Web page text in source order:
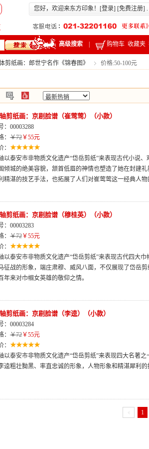
您好，欢迎来东方印象！[登录] [免费注册]
高级搜索 购物车 收藏夹
剪纸画：郎世宁名作《锦春图》
价格:50-100元
剪纸画：京剧脸谱（崔莺莺）（小款）
：00003288
： ￥72￥55元
：
以泰安市非物质文化遗产“岱岳剪纸”来表现古代小说
倾城的绝美容貌，颔首低眉的神情也塑造了她在封建
精湛的技艺手法，也拓展了人们对崔莺莺这一经典人物
剪纸画：京剧脸谱（穆桂英）（小款）
：00003283
： ￥72￥55元
：
以泰安市非物质文化遗产“岱岳剪纸”来表现古代四大
征战的形象，端庄肃穆、威风八面，不仅展现了岱岳
年来对巾帼女英雄的敬仰之情。
剪纸画：京剧脸谱（李逵）（小款）
：00003284
： ￥72￥55元
：
以泰安市非物质文化遗产“岱岳剪纸”来表现四大名著
逵粗壮黝黑、率直忠诚的形象，人物形象和精湛犀利的
1